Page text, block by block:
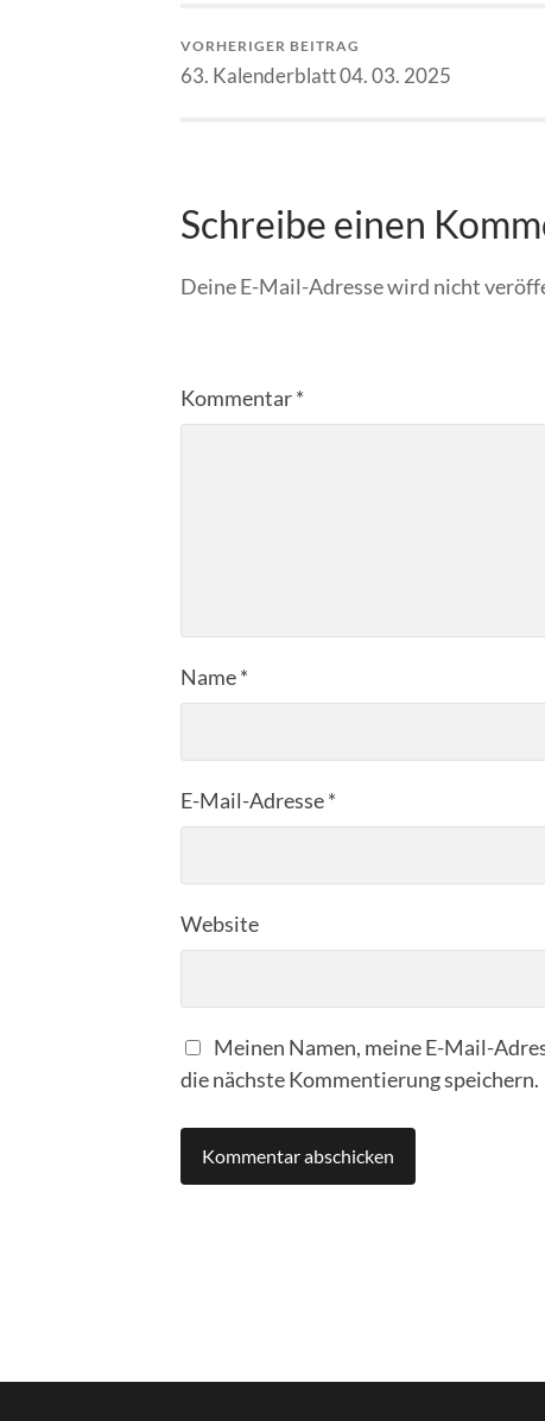
VORHERIGER BEITRAG
63. Kalenderblatt 04. 03. 2025
Schreibe einen
Deine E-Mail-Adresse wird nicht
Kommentar*
Name*
E-Mail-Adresse*
Website
Meinen Namen, meine E-Mail-
die nächste Kommentierung speichern.